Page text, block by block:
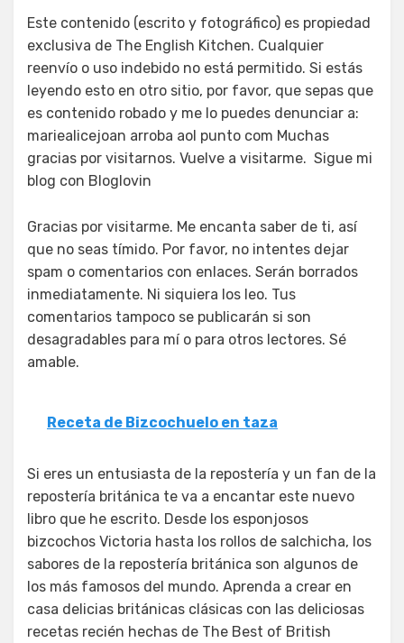
Este contenido (escrito y fotográfico) es propiedad
exclusiva de The English Kitchen. Cualquier
reenvío o uso indebido no está permitido. Si estás
leyendo esto en otro sitio, por favor, que sepas que
es contenido robado y me lo puedes denunciar a:
mariealicejoan arroba aol punto com Muchas
gracias por visitarnos. Vuelve a visitarme. Sigue mi
blog con Bloglovin
Gracias por visitarme. Me encanta saber de ti, así
que no seas tímido. Por favor, no intentes dejar
spam o comentarios con enlaces. Serán borrados
inmediatamente. Ni siquiera los leo. Tus
comentarios tampoco se publicarán si son
desagradables para mí o para otros lectores. Sé
amable.
Receta de Bizcochuelo en taza
Si eres un entusiasta de la repostería y un fan de la
repostería británica te va a encantar este nuevo
libro que he escrito. Desde los esponjosos
bizcochos Victoria hasta los rollos de salchicha, los
sabores de la repostería británica son algunos de
los más famosos del mundo. Aprenda a crear en
casa delicias británicas clásicas con las deliciosas
recetas recién hechas de The Best of British